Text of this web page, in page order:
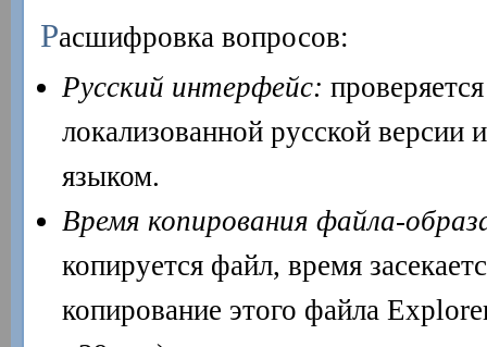
Расшифровка вопросов:
Русский интерфейс:
локализованной русской версии
языком.
Время копирования файла-
копируется файл, время
копирование этого файла